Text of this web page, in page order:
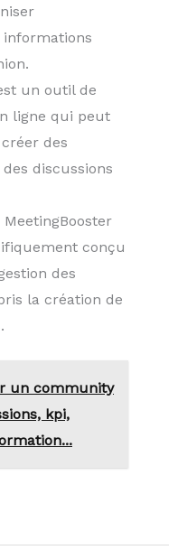
un outil de
ligne qui peut
des
discussions
MeetingBooster
conçu
des
la création de
un community
kpi,